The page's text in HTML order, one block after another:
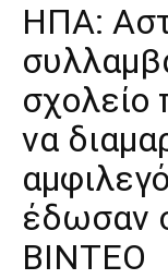
ΗΠΑ:
σχολείο
να
έδωσαν
ΒΙΝΤΕΟ